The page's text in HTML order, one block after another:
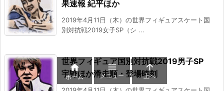
果速報 紀平ほか
2019年4月11日（木）の世界フィギュアスケート国
別対抗戦2019女子SP（シ ...
世界フィギュア国別対抗戦2019男子SP
宇野ほか滑走順・登場時刻

ホーム

メニュー

上へ